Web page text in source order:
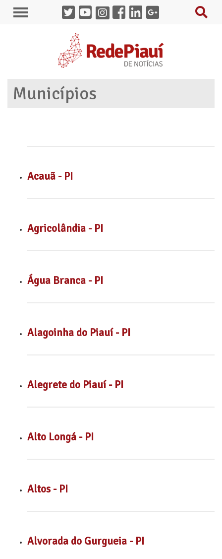
Municípios
Acauã - PI
Agricolândia - PI
Água Branca - PI
Alagoinha do Piauí - PI
Alegrete do Piauí - PI
Alto Longá - PI
Altos - PI
Alvorada do Gurgueia - PI